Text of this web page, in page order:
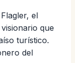
el
que
turístico.
del